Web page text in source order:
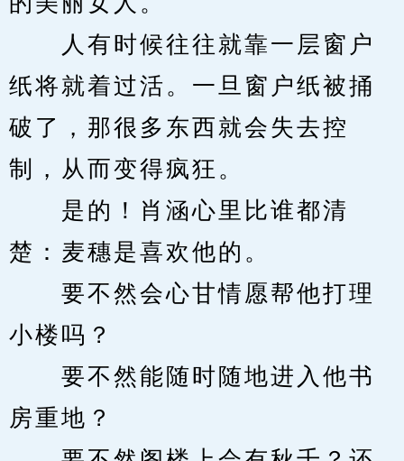
人有时候往往就靠一层窗户
纸将就着过活。一旦窗户纸被捅
破了，那很多东西就会失去控
制，从而变得疯狂。
是的！肖涵心里比谁都清
楚：麦穗是喜欢他的。
要不然会心甘情愿帮他打理
小楼吗？
要不然能随时随地进入他书
房重地？